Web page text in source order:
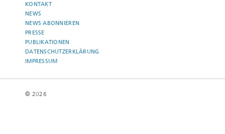
KONTAKT
NEWS
NEWS ABONNIEREN
PRESSE
PUBLIKATIONEN
DATENSCHUTZERKLÄRUNG
IMPRESSUM
© 2026